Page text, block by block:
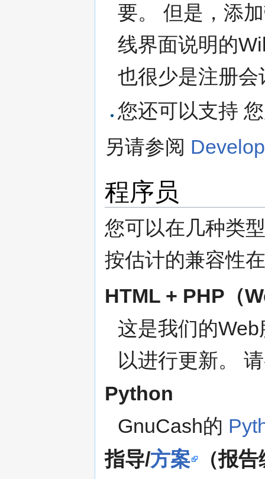
要。 但是，添
线界面说明的
也很少是注册会
您还可以支持
另请参阅
程序员
您可以在几种类
按估计的兼容性
HTML + PHP（
这是我们的
以进行更新。
Python
GnuCash的
指导/方案
（报